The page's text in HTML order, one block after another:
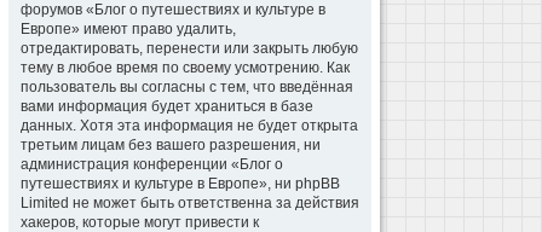
форумов «Блог о путешествиях и культуре в
Европе» имеют право удалить,
отредактировать, перенести или закрыть любую
тему в любое время по своему усмотрению. Как
пользователь вы согласны с тем, что введённая
вами информация будет храниться в базе
данных. Хотя эта информация не будет открыта
третьим лицам без вашего разрешения, ни
администрация конференции «Блог о
путешествиях и культуре в Европе», ни phpBB
Limited не может быть ответственна за действия
хакеров, которые могут привести к